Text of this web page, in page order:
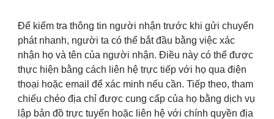
Để kiểm tra thông tin người nhận trước khi gửi chuyển
phát nhanh, người ta có thể bắt đầu bằng việc xác
nhận họ và tên của người nhận. Điều này có thể được
thực hiện bằng cách liên hệ trực tiếp với họ qua điện
thoại hoặc email để xác minh nếu cần. Tiếp theo, tham
chiếu chéo địa chỉ được cung cấp của họ bằng dịch vụ
lập bản đồ trực tuyến hoặc liên hệ với chính quyền địa